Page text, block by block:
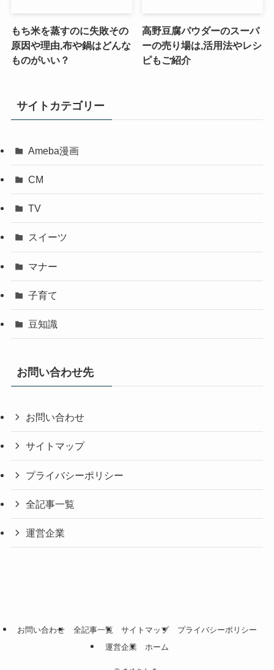
もち米を蒸すのに失敗その
原因や理由,布や鍋はどんな
ものがいい？
高野豆腐パウダーのスーパ
ーの売り場は,活用法やレシ
ピもご紹介
サイトカテゴリー
Ameba漫画
CM
TV
スイーツ
マナー
子育て
豆知識
お問い合わせ先
お問い合わせ
サイトマップ
プライバシーポリシー
全記事一覧
運営企業
お問い合わせ 全記事一覧 サイトマップ
プライバシーポリシー
運営企業
ホーム